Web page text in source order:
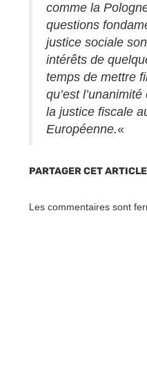
comme la
questions
justice sociale
intérêts de
temps de mettre
qu’est
la justice fiscale
Européenne.«
PARTAGER CET ARTICLE
Les commentaires sont